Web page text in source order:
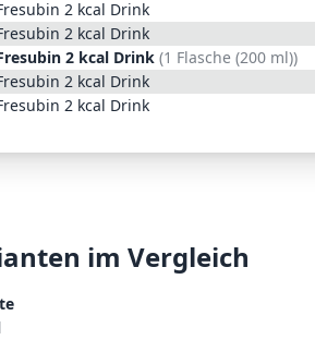
2 kcal Drink
2 kcal Drink
2 kcal Drink (1 Flasche (200 ml))
2 kcal Drink
2 kcal Drink
im Vergleich